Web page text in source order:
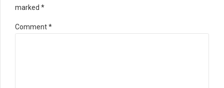
marked *
Comment*